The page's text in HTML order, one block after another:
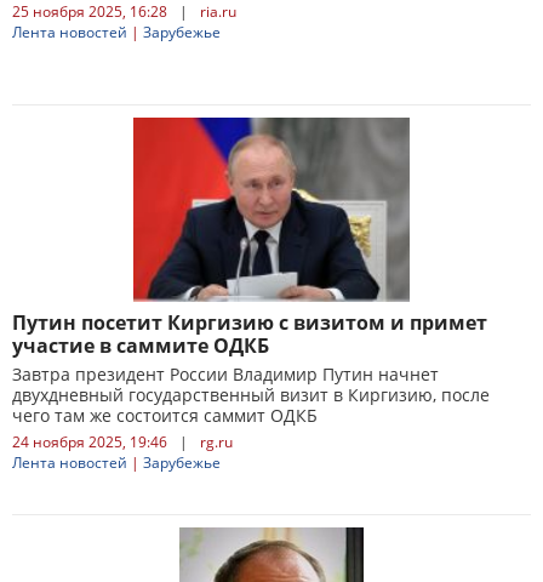
25 ноября 2025, 16:28 |
ria.ru
Лента новостей | Зарубежье
Путин посетит Киргизию с визитом и примет
участие в саммите ОДКБ
Завтра президент России Владимир Путин начнет
двухдневный государственный визит в Киргизию, после
чего там же состоится саммит ОДКБ
24 ноября 2025, 19:46 |
rg.ru
Лента новостей | Зарубежье